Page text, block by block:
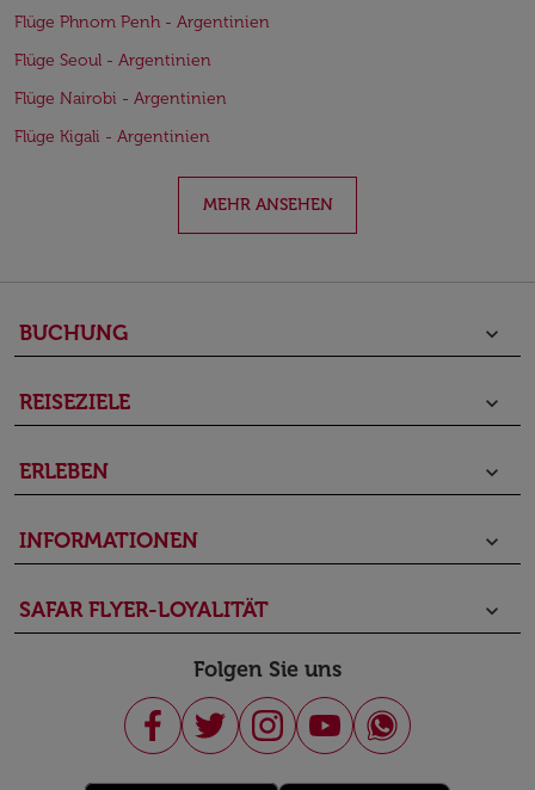
Flüge Phnom Penh - Argentinien
Flüge Seoul - Argentinien
Flüge Nairobi - Argentinien
Flüge Kigali - Argentinien
MEHR ANSEHEN
BUCHUNG keyboard_arrow_down
REISEZIELE keyboard_arrow_down
ERLEBEN keyboard_arrow_down
INFORMATIONEN keyboard_arrow_down
SAFAR FLYER-LOYALITÄT keyboard_arrow_down
Folgen Sie uns